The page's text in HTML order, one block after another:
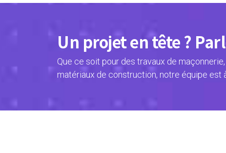
Un projet en tête ?
Que ce soit pour des travaux de
matériaux de construction, notre équipe